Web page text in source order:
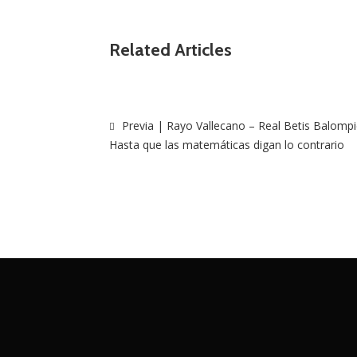
Related Articles
Previa | Rayo Vallecano – Real Betis
Hasta que las matemáticas digan lo contrario